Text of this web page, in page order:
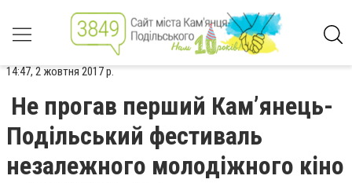
14:47, 2 жовтня 2017 р.
Не прогав перший Кам’янець-
Подільський фестиваль
незалежного молодіжного кіно